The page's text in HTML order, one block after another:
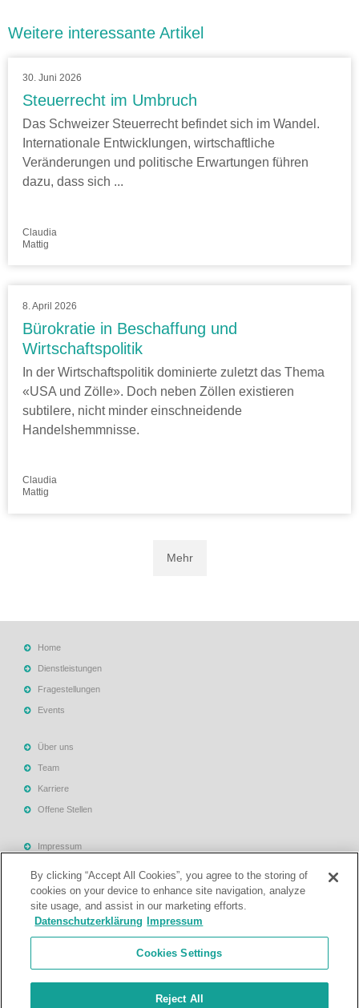
Weitere interessante Artikel
30. Juni 2026
Steuerrecht im Umbruch
Das Schweizer Steuerrecht befindet sich im Wandel.
Internationale Entwicklungen, wirtschaftliche
Veränderungen und politische Erwartungen führen
dazu, dass sich ...
Claudia
Mattig
8. April 2026
Bürokratie in Beschaffung und
Wirtschaftspolitik
In der Wirtschaftspolitik dominierte zuletzt das Thema
«USA und Zölle». Doch neben Zöllen existieren
subtilere, nicht minder einschneidende
Handelshemmnisse.
Claudia
Mattig
Mehr
Home
Dienstleistungen
Fragestellungen
Events
Über uns
Team
Karriere
Offene Stellen
Impressum
Datenschutzerklärung
Rechtliche Hinweise
By clicking “Accept All Cookies”, you agree to the storing of
cookies on your device to enhance site navigation, analyze
site usage, and assist in our marketing efforts.
Datenschutzerklärung
Impressum
Cookies Settings
Reject All